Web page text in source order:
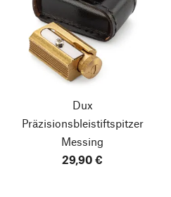
Dux
Präzisionsbleistiftspitzer
Messing
29,90 €